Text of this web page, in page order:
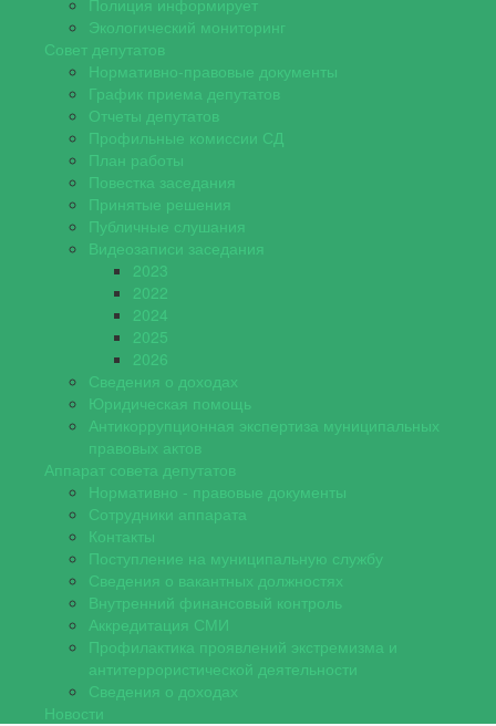
Полиция информирует
Экологический мониторинг
Совет депутатов
Нормативно-правовые документы
График приема депутатов
Отчеты депутатов
Профильные комиссии СД
План работы
Повестка заседания
Принятые решения
Публичные слушания
Видеозаписи заседания
2023
2022
2024
2025
2026
Сведения о доходах
Юридическая помощь
Антикоррупционная экспертиза муниципальных
правовых актов
Аппарат совета депутатов
Нормативно - правовые документы
Сотрудники аппарата
Контакты
Поступление на муниципальную службу
Сведения о вакантных должностях
Внутренний финансовый контроль
Аккредитация СМИ
Профилактика проявлений экстремизма и
антитеррористической деятельности
Сведения о доходах
Новости